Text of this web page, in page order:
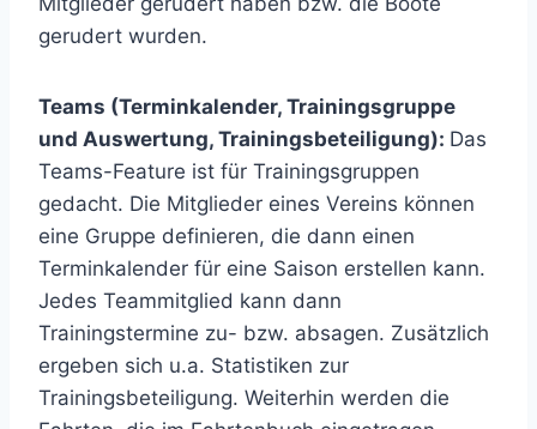
gerudert wurden.
Teams (Terminkalender, Trainingsgruppe
und Auswertung, Trainingsbeteiligung): Das
Teams-Feature ist für Trainingsgruppen
gedacht. Die Mitglieder eines Vereins können
eine Gruppe definieren, die dann einen
Terminkalender für eine Saison erstellen kann.
Jedes Teammitglied kann dann
Trainingstermine zu- bzw. absagen. Zusätzlich
ergeben sich u.a. Statistiken zur
Trainingsbeteiligung. Weiterhin werden die